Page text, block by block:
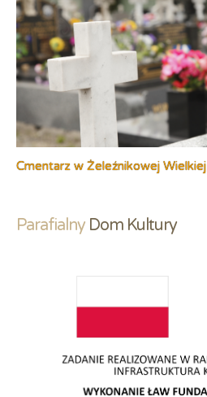
Cmentarz w Żeleźnikowej Wielkiej
Parafialny Dom Kultury